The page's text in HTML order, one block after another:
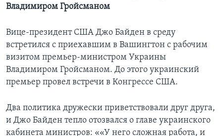
Владимиром Гройсманом
Вице-президент США Джо Байден в среду
встретился с приехавшим в Вашингтон с рабочим
визитом премьер-министром Украины
Владимиром Гройсманом. До этого украинский
премьер провел встречи в Конгрессе США.
Два политика дружески приветствовали друг друга,
и Джо Байден тепло отозвался о главе украинского
кабинета министров: ««У него сложная работа, и